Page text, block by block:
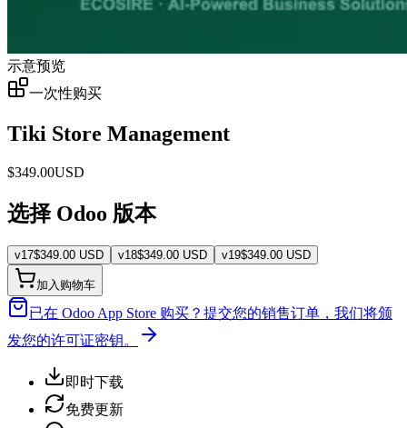
示意预览
一次性购买
Tiki Store Management
$349.00USD
选择 Odoo 版本
v17$349.00 USD v18$349.00 USD v19$349.00 USD
加入购物车
已在 Odoo App Store 购买？ 提交您的销售订单，我们将颁
发您的许可证密钥。
即时下载
免费更新